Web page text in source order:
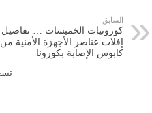
السابق
كورونيات الخميسات … تفاصيل
إفلات عناصر الأجهزة الأمنية من
كابوس الإصابة بكورونا